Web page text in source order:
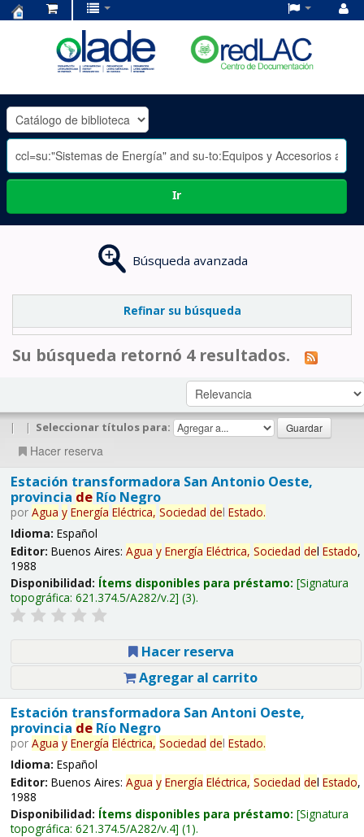
OLADE
-
Ir
Búsqueda avanzada
Refinar su búsqueda
Su búsqueda retornó 4 resultados.
| | Seleccionar títulos para:
Hacer reserva
Estación transformadora San Antonio Oeste,
provincia deRío Negro
por Agua y Energía Eléctrica, Sociedad del Estado.
Idioma: Español
Editor: Buenos Aires: Agua y Energía Eléctrica, Sociedad del Estado,
1988
Disponibilidad: Ítems disponibles para préstamo: Signatura
topográfica: 621.374.5/A282/v.2 (3).
Hacer reserva
Agregar al carrito
Estación transformadora San Antoni Oeste,
provincia deRío Negro
por Agua y Energía Eléctrica, Sociedad del Estado.
Idioma: Español
Editor: Buenos Aires: Agua y Energía Eléctrica, Sociedad del Estado,
1988
Disponibilidad: Ítems disponibles para préstamo: Signatura
topográfica: 621.374.5/A282/v.4 (1).